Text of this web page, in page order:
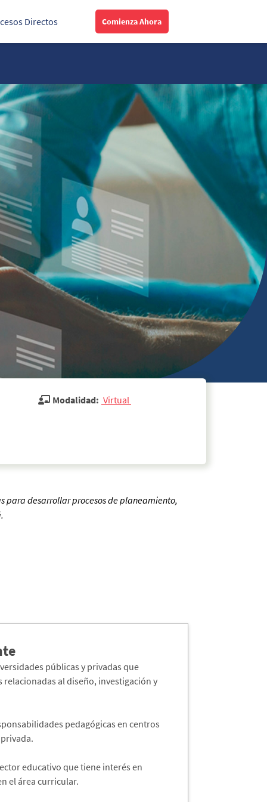
Directos Comienza Ahora
Modalidad: Virtual
para desarrollar procesos de planeamiento,
públicas y privadas que
al diseño, investigación y
pedagógicas en centros
educativo que tiene interés en
el área curricular.